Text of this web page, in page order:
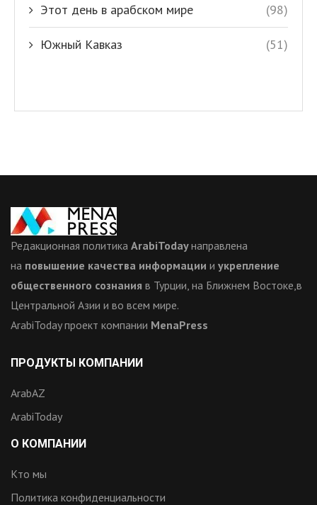
Этот день в арабском мире (98)
Южный Кавказ (51)
Редакционная политика ArabiTodayнаправлена
на повышение качества информации и укрепление
общественного сознания в Турции, на Ближнем Востоке,в
Центральной Азии и во всем мире.
ArabiToday проект компании MenaPress
ПРОДУКТЫ КОМПАНИИ
ArabAZ
ArabiToday
О КОМПАНИИ
Кто мы
Политика конфиденциальности